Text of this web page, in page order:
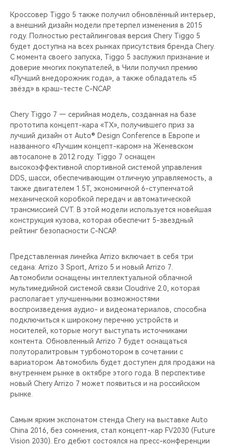
Кроссовер Tiggo 5 также получил обновлённый интерьер,
а внешний дизайн модели претерпел изменения в 2015
году. Полностью рестайлинговая версия Chery Tiggo 5
будет доступна на всех рынках присутствия бренда Chery.
С момента своего запуска, Tiggo 5 заслужил признание и
доверие многих покупателей, в Чили получил премию
«Лучший внедорожник года», а также обладатель «5
звёзд» в краш-тесте C-NCAP.
Chery Tiggo 7 — серийная модель, созданная на базе
прототипа концепт-кара «TX», получившего приз за
лучший дизайн от Auto® Design Conference в Европе и
названного «Лучшим концепт-каром» на Женевском
автосалоне в 2012 году. Tiggo 7 оснащен
высокоэффективной спортивной системой управления
DDS, шасси, обеспечивающим отличную управляемость, а
также двигателем 1.5T, экономичной 6-ступенчатой
механической коробкой передач и автоматической
трансмиссией CVT. В этой модели используется новейшая
конструкция кузова, которая обеспечит 5-звездный
рейтинг безопасности C-NCAP.
Представленная линейка Arrizo включает в себя три
седана: Arrizo 3 Sport, Arrizo 5 и новый Arrizo 7.
Автомобили оснащены интеллектуальной облачной
мультимедийной системой связи Cloudrive 2.0, которая
располагает улучшенными возможностями
воспроизведения аудио- и видеоматериалов, способна
подключиться к широкому перечню устройств и
носителей, которые могут выступать источниками
контента. Обновленный Arrizo 7 будет оснащаться
полуторалитровым турбомотором в сочетании с
вариатором. Автомобиль будет доступен для продажи на
внутреннем рынке в октябре этого года. В перспективе
новый Chery Arrizo 7 может появиться и на российском
рынке.
Самым ярким экспонатом стенда Chery на выставке Auto
China 2016, без сомнения, стал концепт-кар FV2030 (Future
Vision 2030). Его дебют состоялся на пресс-конференции